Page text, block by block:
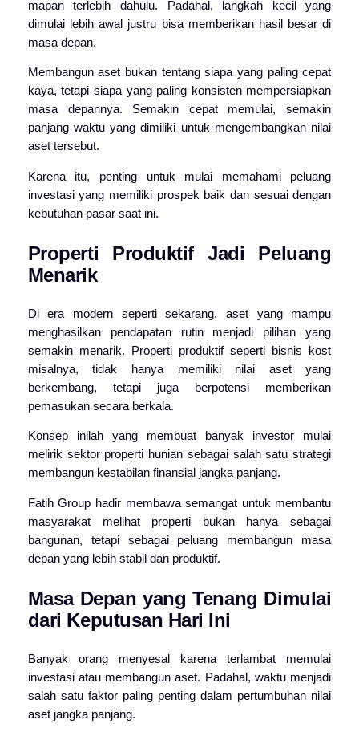
mapan terlebih dahulu. Padahal, langkah kecil yang
dimulai lebih awal justru bisa memberikan hasil besar di
masa depan.
Membangun aset bukan tentang siapa yang paling cepat
kaya, tetapi siapa yang paling konsisten mempersiapkan
masa depannya. Semakin cepat memulai, semakin
panjang waktu yang dimiliki untuk mengembangkan nilai
aset tersebut.
Karena itu, penting untuk mulai memahami peluang
investasi yang memiliki prospek baik dan sesuai dengan
kebutuhan pasar saat ini.
Properti Produktif Jadi Peluang
Menarik
Di era modern seperti sekarang, aset yang mampu
menghasilkan pendapatan rutin menjadi pilihan yang
semakin menarik. Properti produktif seperti bisnis kost
misalnya, tidak hanya memiliki nilai aset yang
berkembang, tetapi juga berpotensi memberikan
pemasukan secara berkala.
Konsep inilah yang membuat banyak investor mulai
melirik sektor properti hunian sebagai salah satu strategi
membangun kestabilan finansial jangka panjang.
Fatih Group hadir membawa semangat untuk membantu
masyarakat melihat properti bukan hanya sebagai
bangunan, tetapi sebagai peluang membangun masa
depan yang lebih stabil dan produktif.
Masa Depan yang Tenang Dimulai
dari Keputusan Hari Ini
Banyak orang menyesal karena terlambat memulai
investasi atau membangun aset. Padahal, waktu menjadi
salah satu faktor paling penting dalam pertumbuhan nilai
aset jangka panjang.